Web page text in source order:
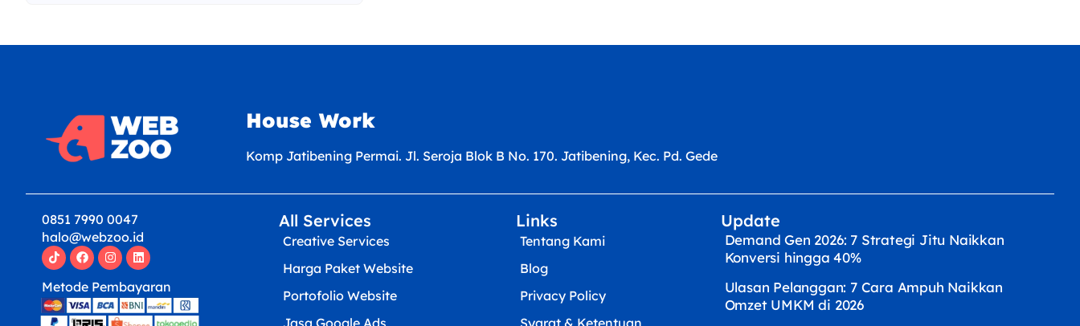
House Work
Komp Jatibening Permai. Jl. Seroja Blok B No. 170. Jatibening, Kec. Pd. Gede
0851 7990 0047
halo@webzoo.id
Metode Pembayaran
All Services
Creative Services
Harga Paket Website
Portofolio Website
Jasa Google Ads
Links
Tentang Kami
Blog
Privacy Policy
Syarat & Ketentuan
Update
Demand Gen 2026: 7 Strategi Jitu Naikkan
Konversi hingga 40%
Ulasan Pelanggan: 7 Cara Ampuh Naikkan
Omzet UMKM di 2026